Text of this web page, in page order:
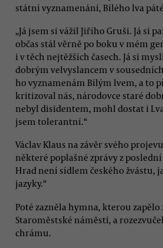
státní vyznamenání, Bílého lva
„Já jsem si vážil Jiřího Gruši. Já si
občas stál věrně po boku v mém
i v těch nejtěžších časech. Já si
dobrým velvyslancem v
ho vyznamenám Bílým lvem, a to
kritizoval nás, národovce staré
nebyl disidentem, mohl dostat i
jsem tolerantní.“
Václav Klaus na závěr svého
některé poplašné zprávy z poslední
Hrad není sídlem českého žvástu,
jazyky.“
Poté zazněla hymna, kterou zapělo
Staroměstské náměstí, a
chrámu.